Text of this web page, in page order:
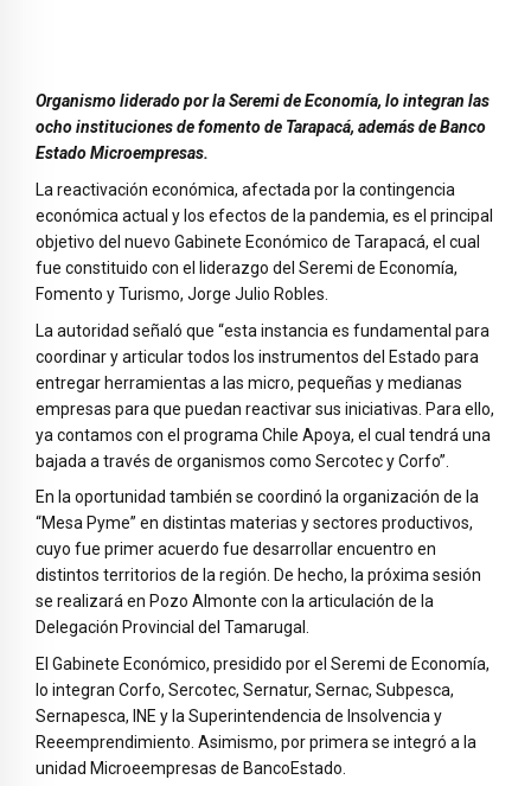
Organismo liderado por la Seremi de Economía, lo integran las
ocho instituciones de fomento de Tarapacá, además de Banco
Estado Microempresas.
La reactivación económica, afectada por la contingencia
económica actual y los efectos de la pandemia, es el principal
objetivo del nuevo Gabinete Económico de Tarapacá, el cual
fue constituido con el liderazgo del Seremi de Economía,
Fomento y Turismo, Jorge Julio Robles.
La autoridad señaló que “esta instancia es fundamental para
coordinar y articular todos los instrumentos del Estado para
entregar herramientas a las micro, pequeñas y medianas
empresas para que puedan reactivar sus iniciativas. Para ello,
ya contamos con el programa Chile Apoya, el cual tendrá una
bajada a través de organismos como Sercotec y Corfo”.
En la oportunidad también se coordinó la organización de la
“Mesa Pyme” en distintas materias y sectores productivos,
cuyo fue primer acuerdo fue desarrollar encuentro en
distintos territorios de la región. De hecho, la próxima sesión
se realizará en Pozo Almonte con la articulación de la
Delegación Provincial del Tamarugal.
El Gabinete Económico, presidido por el Seremi de Economía,
lo integran Corfo, Sercotec, Sernatur, Sernac, Subpesca,
Sernapesca, INE y la Superintendencia de Insolvencia y
Reeemprendimiento. Asimismo, por primera se integró a la
unidad Microeempresas de BancoEstado.